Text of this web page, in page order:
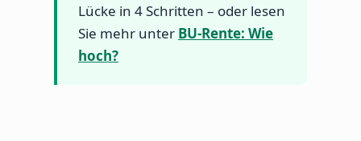
Lücke in 4 Schritten – oder lesen
Sie mehr unter BU-Rente: Wie
hoch?